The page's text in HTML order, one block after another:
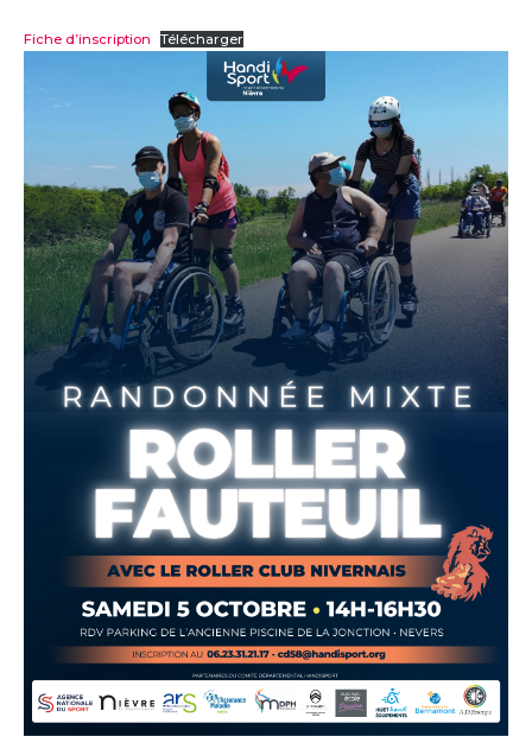
Fiche d’inscription Télécharger